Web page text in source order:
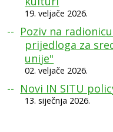
19. veljače 2026.
Poziv na
prijedloga za
unije"
02. veljače 2026.
Novi IN SITU
13. siječnja 2026.